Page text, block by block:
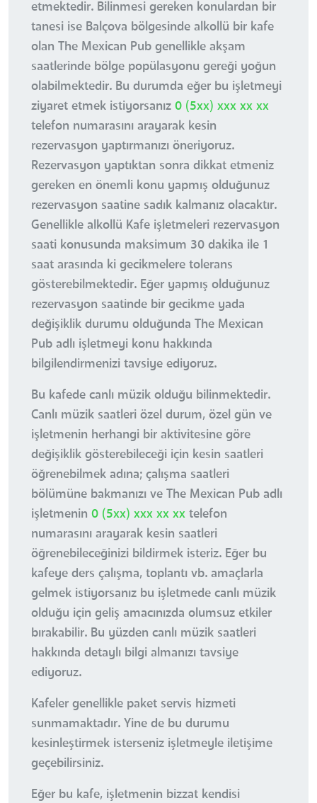
etmektedir. Bilinmesi gereken konulardan bir
tanesi ise Balçova bölgesinde alkollü bir kafe
olan The Mexican Pub genellikle akşam
saatlerinde bölge popülasyonu gereği yoğun
olabilmektedir. Bu durumda eğer bu işletmeyi
ziyaret etmek istiyorsanız 0 (5xx) xxx xx xx
telefon numarasını arayarak kesin
rezervasyon yaptırmanızı öneriyoruz.
Rezervasyon yaptıktan sonra dikkat etmeniz
gereken en önemli konu yapmış olduğunuz
rezervasyon saatine sadık kalmanız olacaktır.
Genellikle alkollü Kafe işletmeleri rezervasyon
saati konusunda maksimum 30 dakika ile 1
saat arasında ki gecikmelere tolerans
gösterebilmektedir. Eğer yapmış olduğunuz
rezervasyon saatinde bir gecikme yada
değişiklik durumu olduğunda The Mexican
Pub adlı işletmeyi konu hakkında
bilgilendirmenizi tavsiye ediyoruz.
Bu kafede canlı müzik olduğu bilinmektedir.
Canlı müzik saatleri özel durum, özel gün ve
işletmenin herhangi bir aktivitesine göre
değişiklik gösterebileceği için kesin saatleri
öğrenebilmek adına; çalışma saatleri
bölümüne bakmanızı ve The Mexican Pub adlı
işletmenin 0 (5xx) xxx xx xx telefon
numarasını arayarak kesin saatleri
öğrenebileceğinizi bildirmek isteriz. Eğer bu
kafeye ders çalışma, toplantı vb. amaçlarla
gelmek istiyorsanız bu işletmede canlı müzik
olduğu için geliş amacınızda olumsuz etkiler
bırakabilir. Bu yüzden canlı müzik saatleri
hakkında detaylı bilgi almanızı tavsiye
ediyoruz.
Kafeler genellikle paket servis hizmeti
sunmamaktadır. Yine de bu durumu
kesinleştirmek isterseniz işletmeyle iletişime
geçebilirsiniz.
Eğer bu kafe, işletmenin bizzat kendisi